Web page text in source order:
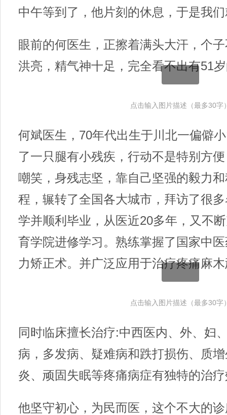
中午等到了，他片刻的休息，于是我
眼前的何医生，正擦着满头大汗，个
洪亮，精气神十足，完全看不出有51
点击输入图片描述（最多30字
何斌医生，70年代出生于川北一偏僻
了一只腿有小残疾，行动不是特别方
嘲笑，身残志坚，靠自己坚强的毅力
程，辗转了全国各大城市，拜访了很
学并顺利毕业，从医近20多年，又不
育学院进修学习。熟练掌握了国家中
力矫正术。并广泛应用于治疗疼痛麻
点击输入图片描述（最多30字
同时临床擅长治疗:中西医内、外、妇
病，多发病、疑难病和跌打损伤、质
炎、顽固失眠等疼痛病症有独特的治
他坚守初心，为民而医，这个不大的